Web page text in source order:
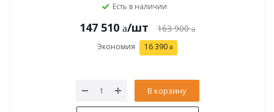
Есть в наличии
147 510 /шт 163 900
Экономия 16 390
В корзину